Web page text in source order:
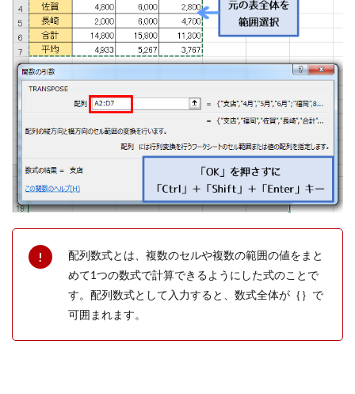
配列数式とは、複数のセルや複数の範囲の値をまと
めて1つの数式で計算できるようにした式のことで
す。配列数式として入力すると、数式全体が｛｝で
可囲まれます。